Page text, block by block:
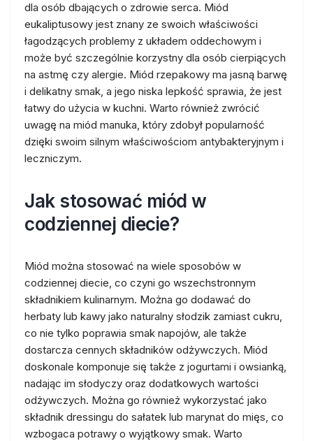
dla osób dbających o zdrowie serca. Miód
eukaliptusowy jest znany ze swoich właściwości
łagodzących problemy z układem oddechowym i
może być szczególnie korzystny dla osób cierpiących
na astmę czy alergie. Miód rzepakowy ma jasną barwę
i delikatny smak, a jego niska lepkość sprawia, że jest
łatwy do użycia w kuchni. Warto również zwrócić
uwagę na miód manuka, który zdobył popularność
dzięki swoim silnym właściwościom antybakteryjnym i
leczniczym.
Jak stosować miód w
codziennej diecie?
Miód można stosować na wiele sposobów w
codziennej diecie, co czyni go wszechstronnym
składnikiem kulinarnym. Można go dodawać do
herbaty lub kawy jako naturalny słodzik zamiast cukru,
co nie tylko poprawia smak napojów, ale także
dostarcza cennych składników odżywczych. Miód
doskonale komponuje się także z jogurtami i owsianką,
nadając im słodyczy oraz dodatkowych wartości
odżywczych. Można go również wykorzystać jako
składnik dressingu do sałatek lub marynat do mięs, co
wzbogaca potrawy o wyjątkowy smak. Warto